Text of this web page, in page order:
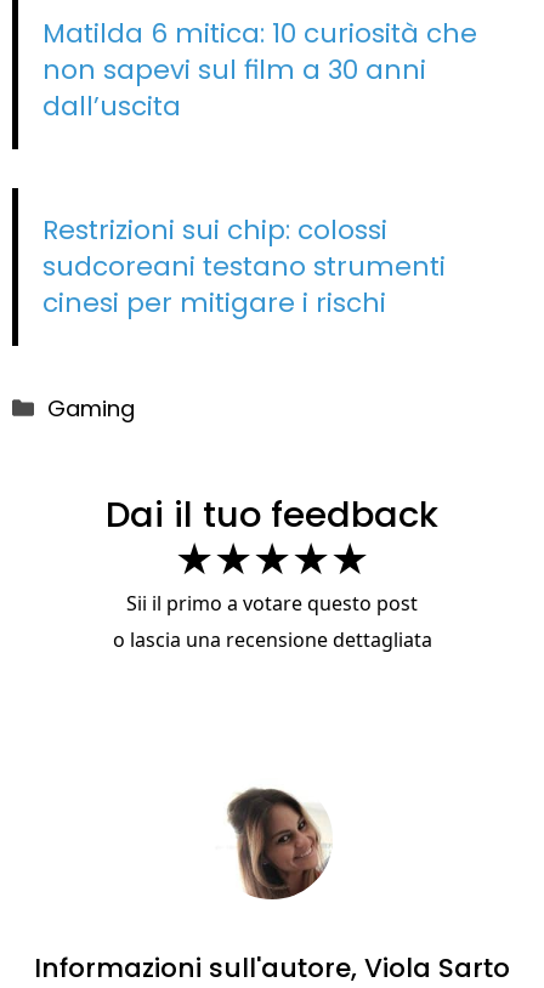
Matilda 6 mitica: 10 curiosità che
non sapevi sul film a 30 anni
dall’uscita
Restrizioni sui chip: colossi
sudcoreani testano strumenti
cinesi per mitigare i rischi
Categorie
Gaming
Dai il tuo feedback
★★★★★
Sii il primo a votare questo post
o lascia una recensione dettagliata
Informazioni sull'autore,Viola Sarto